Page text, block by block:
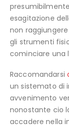
esagitazione
non
gli strumenti
cominciare una
Raccomandarsi
un sistemato di
avvenimento
nonostante cio
accadere nella